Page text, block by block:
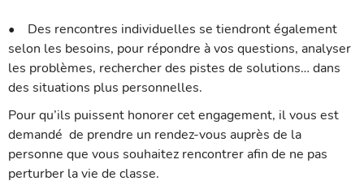
• Des rencontres individuelles se tiendront également
selon les besoins, pour répondre à vos questions, analyser
les problèmes, rechercher des pistes de solutions… dans
des situations plus personnelles.
Pour qu’ils puissent honorer cet engagement, il vous est
demandé de prendre un rendez-vous auprès de la
personne que vous souhaitez rencontrer afin de ne pas
perturber la vie de classe.